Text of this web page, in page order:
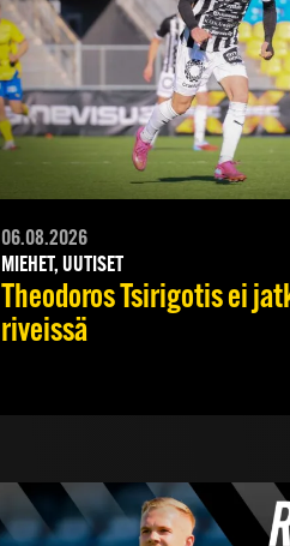
06.08.2026
MIEHET, UUTISET
Theodoros Tsirigotis ei
riveissä